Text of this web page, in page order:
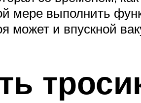
мере выполнить
может и впускной